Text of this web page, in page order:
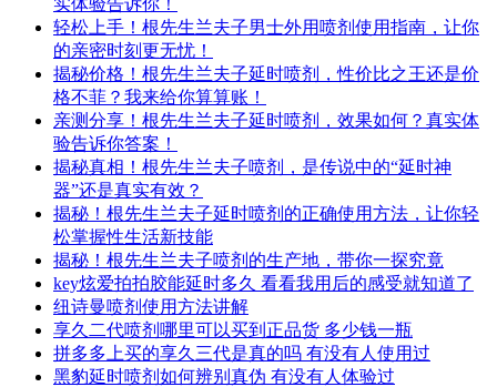
实体验告诉你！
轻松上手！根先生兰夫子男士外用喷剂使用指南，让你
的亲密时刻更无忧！
揭秘价格！根先生兰夫子延时喷剂，性价比之王还是价
格不菲？我来给你算算账！
亲测分享！根先生兰夫子延时喷剂，效果如何？真实体
验告诉你答案！
揭秘真相！根先生兰夫子喷剂，是传说中的“延时神
器”还是真实有效？
揭秘！根先生兰夫子延时喷剂的正确使用方法，让你轻
松掌握性生活新技能
揭秘！根先生兰夫子喷剂的生产地，带你一探究竟
key炫爱拍拍胶能延时多久 看看我用后的感受就知道了
纽诗曼喷剂使用方法讲解
享久二代喷剂哪里可以买到正品货 多少钱一瓶
拼多多上买的享久三代是真的吗 有没有人使用过
黑豹延时喷剂如何辨别真伪 有没有人体验过